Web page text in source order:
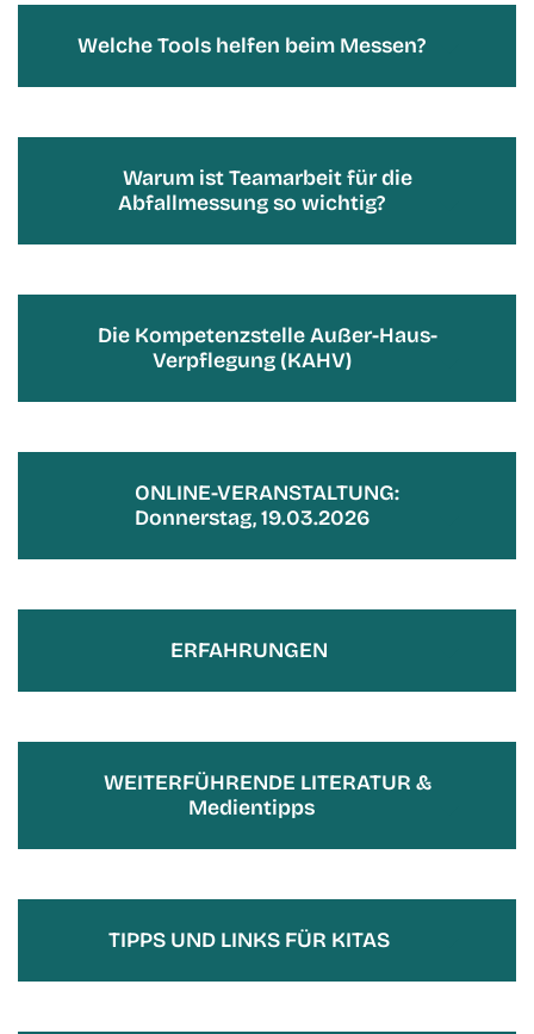
Welche Tools helfen beim Messen?
Warum ist Teamarbeit für die
Abfallmessung so wichtig?
Die Kompetenzstelle Außer-Haus-
Verpflegung (KAHV)
ONLINE-VERANSTALTUNG:
Donnerstag, 19.03.2026
ERFAHRUNGEN
WEITERFÜHRENDE LITERATUR &
Medientipps
TIPPS UND LINKS FÜR KITAS